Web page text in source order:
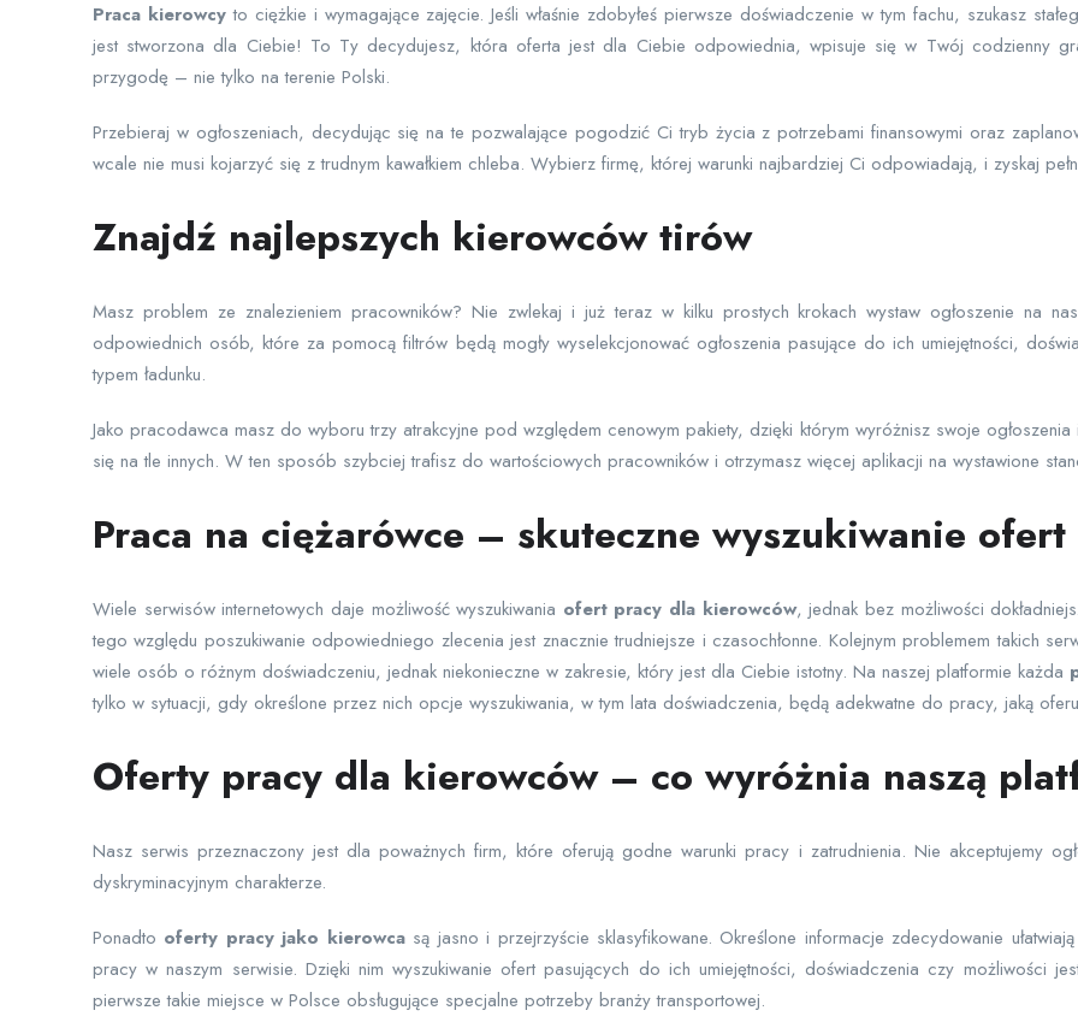
Praca kierowcyto ciężkie i wymagające zajęcie. Jeśli właśnie zdobyłeś pierwsze doświadczenie w tym fachu, szukasz
jest stworzona dla Ciebie! To Ty decydujesz, która oferta jest dla Ciebie odpowiednia, wpisuje się w Twój codzienny
przygodę – nie tylko na terenie Polski.
Przebieraj w ogłoszeniach, decydując się na te pozwalające pogodzić Ci tryb życia z potrzebami finansowymi oraz
wcale nie musi kojarzyć się z trudnym kawałkiem chleba. Wybierz firmę, której warunki najbardziej Ci odpowiadają, i zyskaj
Znajdź najlepszych kierowców tirów
Masz problem ze znalezieniem pracowników? Nie zwlekaj i już teraz w kilku prostych krokach wystaw ogłoszenie na
odpowiednich osób, które za pomocą filtrów będą mogły wyselekcjonować ogłoszenia pasujące do ich umiejętności,
typem ładunku.
Jako pracodawca masz do wyboru trzy atrakcyjne pod względem cenowym pakiety, dzięki którym wyróżnisz swoje
się na tle innych. W ten sposób szybciej trafisz do wartościowych pracowników i otrzymasz więcej aplikacji na wystawione
Praca na ciężarówce – skuteczne wyszukiwanie ofert
Wiele serwisów internetowych daje możliwość wyszukiwania ofert pracy dla kierowców, jednak bez możliwości
tego względu poszukiwanie odpowiedniego zlecenia jest znacznie trudniejsze i czasochłonne. Kolejnym problemem takich
wiele osób o różnym doświadczeniu, jednak niekonieczne w zakresie, który jest dla Ciebie istotny. Na naszej platformie każda
tylko w sytuacji, gdy określone przez nich opcje wyszukiwania, w tym lata doświadczenia, będą adekwatne do pracy, jaką
Oferty pracy dla kierowców – co wyróżnia naszą
Nasz serwis przeznaczony jest dla poważnych firm, które oferują godne warunki pracy i zatrudnienia. Nie akceptujemy
dyskryminacyjnym charakterze.
Ponadto oferty pracy jako kierowcasą jasno i przejrzyście sklasyfikowane. Określone informacje zdecydowanie
pracy w naszym serwisie. Dzięki nim wyszukiwanie ofert pasujących do ich umiejętności, doświadczenia czy możliwości
pierwsze takie miejsce w Polsce obsługujące specjalne potrzeby branży transportowej.